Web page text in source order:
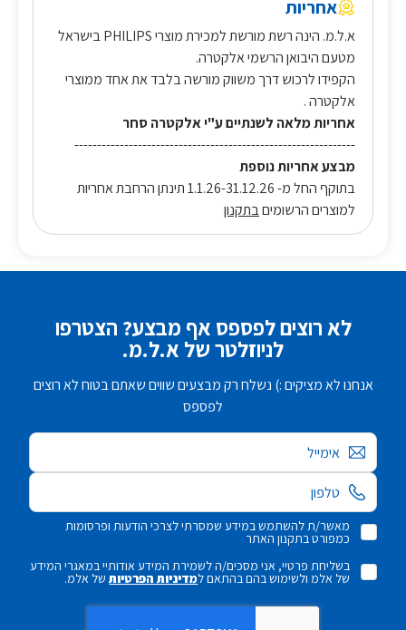
אחריות
א.ל.מ. הינה רשת מורשת למכירת מוצרי PHILIPS בישראל
מטעם היבואן הרשמי אלקטרה.
הקפידו לרכוש דרך משווק מורשה בלבד את אחד ממוצרי
אלקטרה .
אחריות מלאה לשנתיים ע"י אלקטרה סחר
--------------------------------------------------------------
מבצע אחריות נוספת
בתוקף החל מ- 1.1.26-31.12.26 תינתן הרחבת אחריות
למוצרים הרשומיםבתקנון
לא רוצים לפספס אף מבצע? הצטרפו
לניוזלטר של א.ל.מ.
אנחנו לא מציקים :) נשלח רק מבצעים שווים שאתם בטוח לא רוצים
לפספס
אימייל
מאשר/ת להשתמש במידע שמסרתי לצרכי הודעות ופרסומות
כמפורט בתקנון האתר
בשליחת פרטיי, אני מסכים/ה לשמירת המידע אודותיי במאגרי המידע
של אלמ ולשימוש בהם בהתאם למדיניות הפרטיותשל אלמ.